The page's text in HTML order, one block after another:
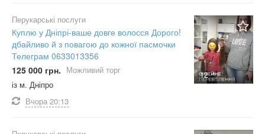
12
Перукарські послуги
Куплю у Дніпрі-ваше довге волосся Дорого!
дбайливо й з повагою до кожної пасмочки
Телеграм 0633013356
125 000 грн. Можливий торг
із м. Дніпро
Вчора 20:13